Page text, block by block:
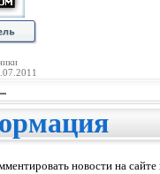
новости на